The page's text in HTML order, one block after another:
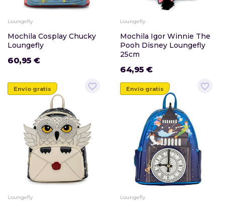
Loungefly
Mochila Cosplay Chucky
Loungefly
60,95 €
Loungefly
Mochila Igor Winnie The
Pooh Disney Loungefly
25cm
64,95 €
favorite_border
Envío gratis
Loungefly
favorite_border
Envío gratis
Loungefly